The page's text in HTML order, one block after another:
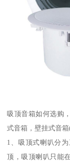
吸顶音箱如何选购
式音箱，壁挂式音
1、吸顶式喇叭分
顶，吸顶喇叭只能